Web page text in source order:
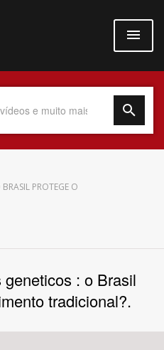
PROTEGE O
: o Brasil
tradicional?.